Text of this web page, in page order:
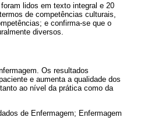
lidos em texto integral e 20
de competências culturais,
e confirma-se que o
diversos.
Os resultados
e aumenta a qualidade dos
ao nível da prática como da
de Enfermagem; Enfermagem